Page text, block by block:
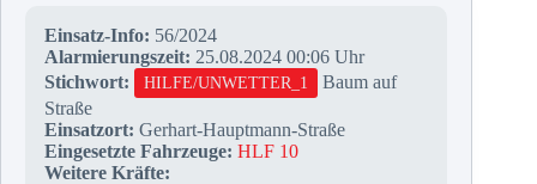
Einsatz-Info: 56/2024
Alarmierungszeit: 25.08.2024 00:06 Uhr
Stichwort:
HILFE/UNWETTER_1
Baum auf
Straße
Einsatzort: Gerhart-Hauptmann-Straße
Eingesetzte Fahrzeuge: HLF 10
Weitere Kräfte: